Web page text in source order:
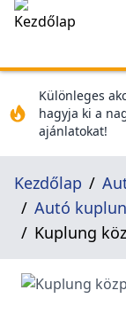
Különleges
hagyja ki a
ajánlatokat!
Kezdőlap
Autó
Kuplung